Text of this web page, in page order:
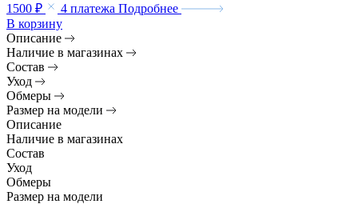
1500 ₽ 4 платежа Подробнее
В корзину
Описание
Наличие в магазинах
Состав
Уход
Обмеры
Размер на модели
Описание
Наличие в магазинах
Состав
Уход
Обмеры
Размер на модели